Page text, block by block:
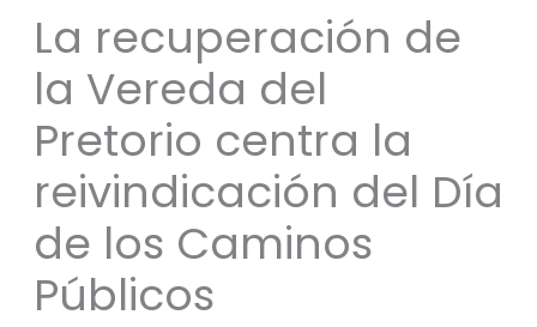
La recuperación de
la Vereda del
Pretorio centra la
reivindicación del Día
de los Caminos
Públicos